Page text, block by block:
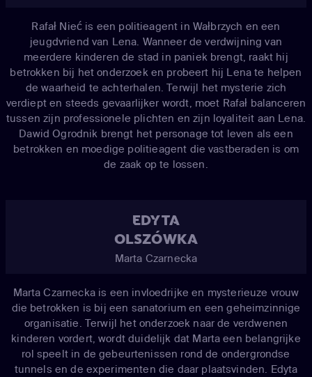
Rafał Nieć is een politieagent in Wałbrzych en een
jeugdvriend van Lena. Wanneer de verdwijning van
meerdere kinderen de stad in paniek brengt, raakt hij
betrokken bij het onderzoek en probeert hij Lena te helpen
de waarheid te achterhalen. Terwijl het mysterie zich
verdiept en steeds gevaarlijker wordt, moet Rafał balanceren
tussen zijn professionele plichten en zijn loyaliteit aan Lena.
Dawid Ogrodnik brengt het personage tot leven als een
betrokken en moedige politieagent die vastberaden is om
de zaak op te lossen.
EDYTA
OLSZÓWKA
Marta Czarnecka
Marta Czarnecka is een invloedrijke en mysterieuze vrouw
die betrokken is bij een sanatorium en een geheimzinnige
organisatie. Terwijl het onderzoek naar de verdwenen
kinderen vordert, wordt duidelijk dat Marta een belangrijke
rol speelt in de gebeurtenissen rond de ondergrondse
tunnels en de experimenten die daar plaatsvinden. Edyta